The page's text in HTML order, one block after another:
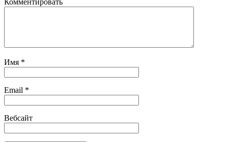
Имя *
Email *
Вебсайт